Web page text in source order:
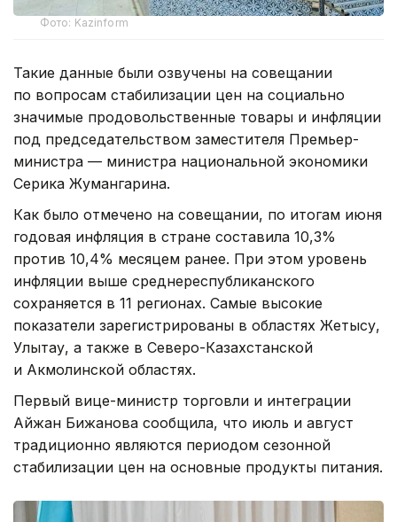
Фото: Kazinform
Такие данные были озвучены на совещании
по вопросам стабилизации цен на социально
значимые продовольственные товары и инфляции
под председательством заместителя Премьер-
министра — министра национальной экономики
Серика Жумангарина.
Как было отмечено на совещании, по итогам июня
годовая инфляция в стране составила 10,3%
против 10,4% месяцем ранее. При этом уровень
инфляции выше среднереспубликанского
сохраняется в 11 регионах. Самые высокие
показатели зарегистрированы в областях Жетысу,
Улытау, а также в Северо-Казахстанской
и Акмолинской областях.
Первый вице-министр торговли и интеграции
Айжан Бижанова сообщила, что июль и август
традиционно являются периодом сезонной
стабилизации цен на основные продукты питания.